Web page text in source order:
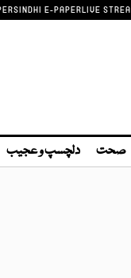
SINDHI E-PAPERLIVE
صحت دلچسپ و عجیب